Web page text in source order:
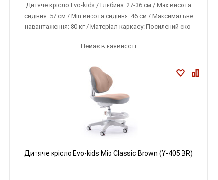
Дитяче крісло Evo-kids / Глибина: 27-36 см / Max висота
сидіння: 57 см / Min висота сидіння: 46 см / Максимальне
навантаження: 80 кг / Матеріал каркасу: Посилений еко-
Немає в наявності
Дитяче крісло Evo-kids Mio Classic Brown (Y-405 BR)